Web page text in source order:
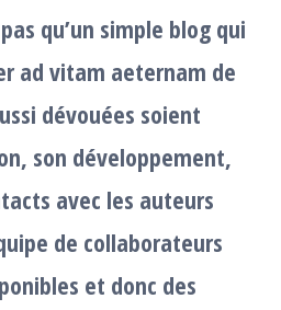
qu’un simple blog qui
ad vitam aeternam de
dévouées soient
son développement,
avec les auteurs
de collaborateurs
et donc des